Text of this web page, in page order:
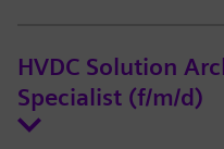
HVDC Solution
Specialist (f/m/d)